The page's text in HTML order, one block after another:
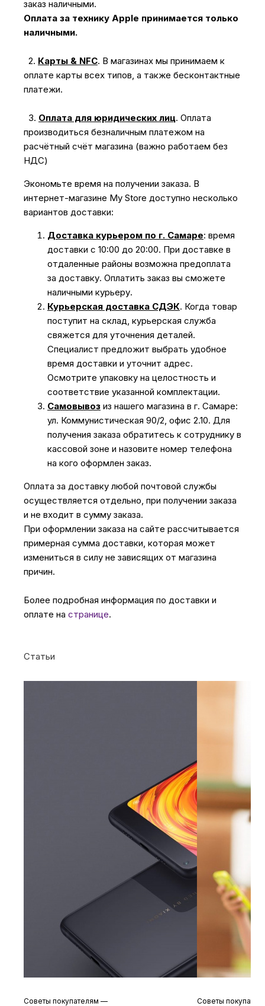
заказ наличными.
Оплата за технику Apple принимается только
наличными.
2. Карты & NFC. В магазинах мы принимаем к
оплате карты всех типов, а также бесконтактные
платежи.
3. Оплата для юридических лиц. Оплата
производиться безналичным платежом на
расчётный счёт магазина (важно работаем без
НДС)
Экономьте время на получении заказа. В
интернет-магазине My Store доступно несколько
вариантов доставки:
Доставка курьером по г. Самаре: время
доставки с 10:00 до 20:00. При доставке в
отдаленные районы возможна предоплата
за доставку. Оплатить заказ вы сможете
наличными курьеру.
Курьерская доставка СДЭК. Когда товар
поступит на склад, курьерская служба
свяжется для уточнения деталей.
Специалист предложит выбрать удобное
время доставки и уточнит адрес.
Осмотрите упаковку на целостность и
соответствие указанной комплектации.
Самовывоз из нашего магазина в г. Самаре:
ул. Коммунистическая 90/2, офис 2.10. Для
получения заказа обратитесь к сотруднику в
кассовой зоне и назовите номер телефона
на кого оформлен заказ.
Оплата за доставку любой почтовой службы
осуществляется отдельно, при получении заказа
и не входит в сумму заказа.
При оформлении заказа на сайте рассчитывается
примерная сумма доставки, которая может
измениться в силу не зависящих от магазина
причин.
Более подробная информация по доставки и
оплате на странице.
Статьи
Советы покупателям —
Советы